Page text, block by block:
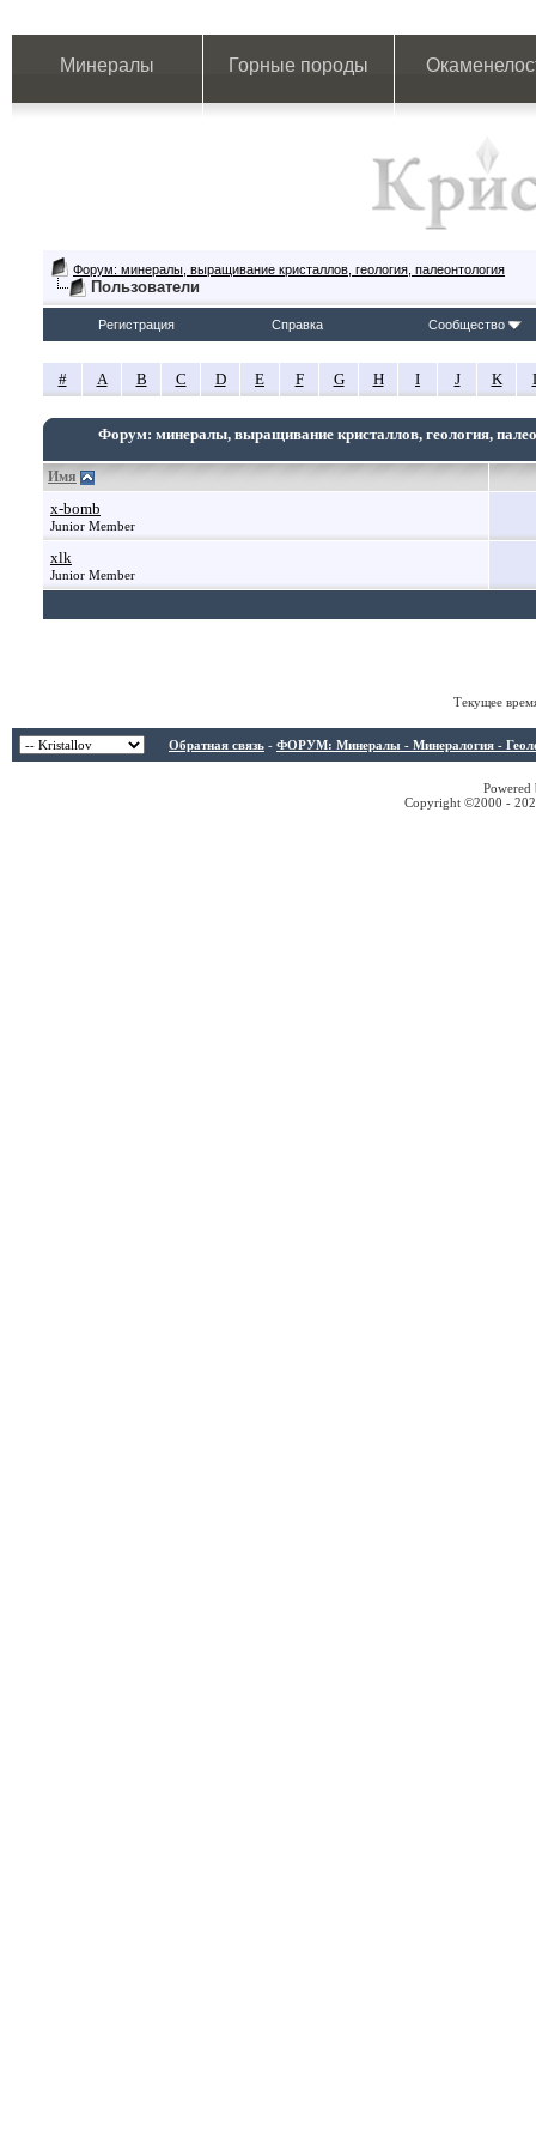
Минералы Горные породы
Форум: минералы, выращивание кристаллов, геология, палеонтология
Пользователи
Регистрация Справка Сообщество
# A B C D E F G H I J K
Форум: минералы, выращивание кристаллов, геология,
Имя
x-bomb
Junior Member
xlk
Junior Member
Текущее
Обратная связь - ФОРУМ: Минералы - Минералогия -
Copyright ©2000 -